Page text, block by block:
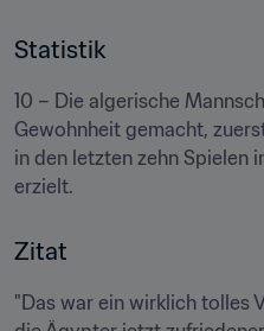
Statistik
10 – Die algerische
Gewohnheit gemacht,
in den letzten zehn Spielen
erzielt.
Zitat
"Das war ein wirklich tolles